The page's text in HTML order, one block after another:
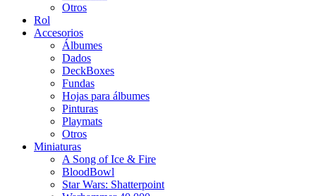
Otros
Rol
Accesorios
Álbumes
Dados
DeckBoxes
Fundas
Hojas para álbumes
Pinturas
Playmats
Otros
Miniaturas
A Song of Ice & Fire
BloodBowl
Star Wars: Shatterpoint